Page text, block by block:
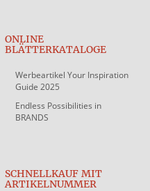
ONLINE
BLÄTTERKATALOGE
Werbeartikel Your Inspiration
Guide 2025
Endless Possibilities in
BRANDS
SCHNELLKAUF MIT
ARTIKELNUMMER